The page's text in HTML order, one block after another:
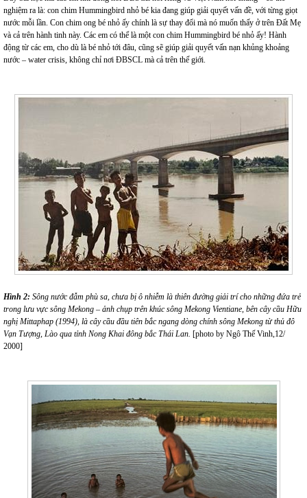
nghiệm ra là: con chim Hummingbird nhỏ bé kia đang giúp giải quyết vấn đề, với từng giọt
nước mỗi lần. Con chim ong bé nhỏ ấy chính là sự thay đổi mà nó muốn thấy ở trên Đất Mẹ
và cả trên hành tinh này. Các em có thể là một con chim Hummingbird bé nhỏ ấy! Hành
động từ các em, cho dù là bé nhỏ tới đâu, cũng sẽ giúp giải quyết vấn nạn khủng khoảng
nước – water crisis, không chỉ nơi ĐBSCL mà cả trên thế giới.
Hình 2: Sông nước đẫm phù sa, chưa bị ô nhiễm là thiên đường giải trí cho những đứa trẻ
trong lưu vực sông Mekong – ảnh chụp trên khúc sông Mekong Vientiane, bên cây cầu Hữu
nghị Mittaphap (1994), là cây cầu đầu tiên bắc ngang dòng chính sông Mekong từ thủ đô
Vạn Tượng, Lào qua tỉnh Nong Khai đông bắc Thái Lan. [photo by Ngô Thế Vinh,12/
2000]